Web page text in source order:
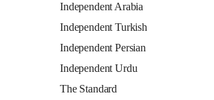
Independent Arabia
Independent Turkish
Independent Persian
Independent Urdu
The Standard